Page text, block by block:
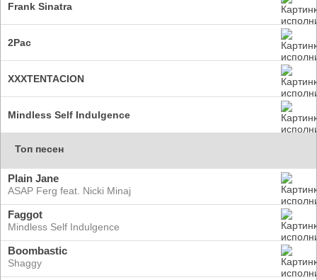
Frank Sinatra
2Pac
XXXTENTACION
Mindless Self Indulgence
Топ песен
Plain Jane
ASAP Ferg feat. Nicki Minaj
Faggot
Mindless Self Indulgence
Boombastic
Shaggy